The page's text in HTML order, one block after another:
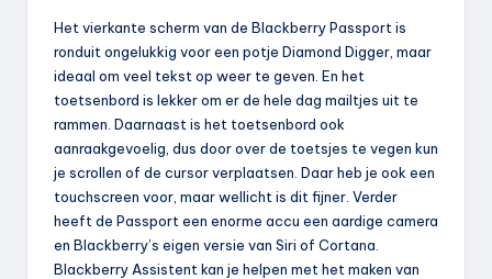
Het vierkante scherm van de Blackberry Passport is
ronduit ongelukkig voor een potje Diamond Digger, maar
ideaal om veel tekst op weer te geven. En het
toetsenbord is lekker om er de hele dag mailtjes uit te
rammen. Daarnaast is het toetsenbord ook
aanraakgevoelig, dus door over de toetsjes te vegen kun
je scrollen of de cursor verplaatsen. Daar heb je ook een
touchscreen voor, maar wellicht is dit fijner. Verder
heeft de Passport een enorme accu een aardige camera
en Blackberry’s eigen versie van Siri of Cortana.
Blackberry Assistent kan je helpen met het maken van